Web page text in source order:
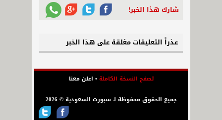
شارك هذا الخبر!
عذراً التعليقات مغلقة على هذا الخبر
تصفح النسخة الكاملة• اعلن معنا
جميع الحقوق محفوظة لـ سبورت السعودية © 2026